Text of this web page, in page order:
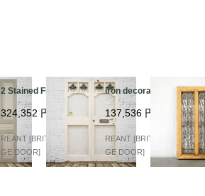
2 Stained Flont
324,352 円
REANT [BRITISH VINTA
GE DOOR]
iron decoration
137,536 円
REANT [BRITISH VINTA
GE DOOR]